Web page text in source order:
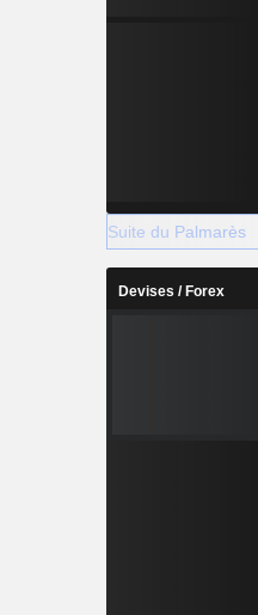
Suite du Palmarès
Devises / Forex